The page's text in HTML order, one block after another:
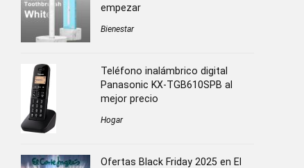
empezar
Bienestar
Teléfono inalámbrico digital
Panasonic KX-TGB610SPB al
mejor precio
Hogar
Ofertas Black Friday 2025 en El